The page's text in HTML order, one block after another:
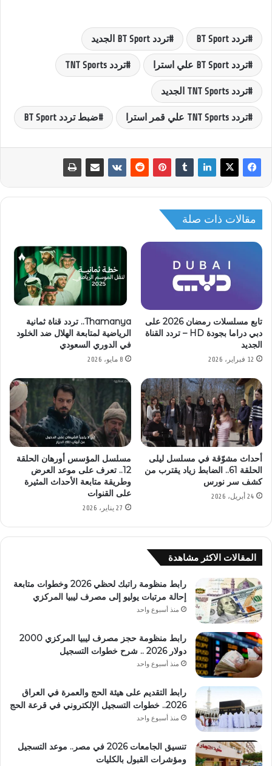
تردد BT Sport تردد BT Sport الجديد
تردد BT Sport علي استرا تردد TNT Sports
تردد TNT Sports الجديد
تردد TNT Sports علي قمر استرا ضبط تردد BT Sport
مقالات ذات صلة
تابع مسلسلات رمضان 2026 على
دبي دراما بجودة HD – تردد القناة
الجديد
12 فبراير، 2026
Thamanya.. تردد قناة ثمانية
الرياضية لمتابعة الهلال ضد الخلود
في الدوري السعودي
8 مايو، 2026
أحداث مشوّقة في مسلسل ليلى
الحلقة 61.. الضابط زياد يقترب من
كشف سر نورس
24 أبريل، 2026
مسلسل المؤسس أورهان الحلقة
12.. تعرف على موعد العرض
وطريقة متابعة الأحداث المثيرة
على القنوات
27 يناير، 2026
المقالات الاكثر مشاهدة
رابط منظومة راتبك لحظي 2026 وخطوات متابعة
إحالة مرتبات يوليو إلى مصرف ليبيا المركزي
منذ أسبوع واحد
رابط منظومة حجز مصرف ليبيا المركزي 2000
دولار 2026 .. شرح خطوات التسجيل
منذ أسبوع واحد
رابط التقديم على هيئة الحج والعمرة في العراق
2026.. خطوات التسجيل الإلكتروني في قرعة الحج
منذ أسبوع واحد
تنسيق الجامعات 2026 في مصر.. موعد التسجيل
ومؤشرات القبول بالكليات